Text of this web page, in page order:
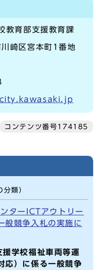
教育部支援教育課
崎区宮本町1番地
コンテンツ番号174185
分類）
ターICTアウトリー
般競争入札の実施に
学校福祉車両等運
応）に係る一般競争